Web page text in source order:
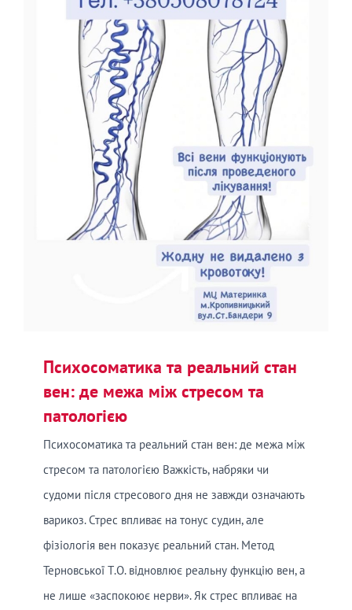
Психосоматика та реальний стан
вен: де межа між стресом та
патологією
Психосоматика та реальний стан вен: де межа між
стресом та патологією Важкість, набряки чи
судоми після стресового дня не завжди означають
варикоз. Стрес впливає на тонус судин, але
фізіологія вен показує реальний стан. Метод
Терновської Т.О. відновлює реальну функцію вен, а
не лише «заспокоює нерви». Як стрес впливає на